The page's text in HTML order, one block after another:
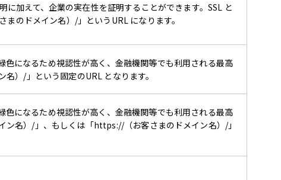
加えて、企業の実在性を証明することができます。SSL と
のドメイン名）/」というURL になります。
になるため視認性が高く、金融機関等でも利用される最高
）/」という固定のURL となります。
になるため視認性が高く、金融機関等でも利用される最高
名）/」、もしくは「https://（お客さまのドメイン名）/」